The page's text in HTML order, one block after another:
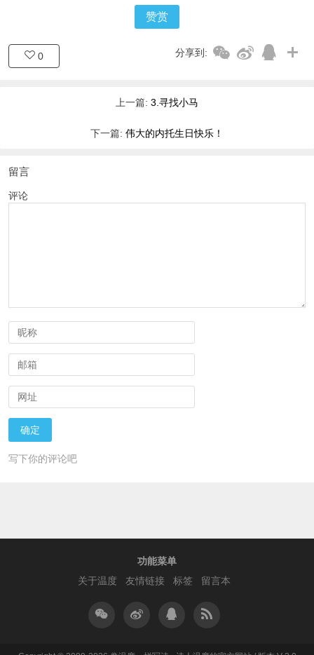
赞赏
0 分享到:
上一篇: 3.寻找小马
下一篇: 伟大的内托生日快乐！
留言
评论
写下你的评论吧
功能菜单
关于温度
友情链接 标签 留言本